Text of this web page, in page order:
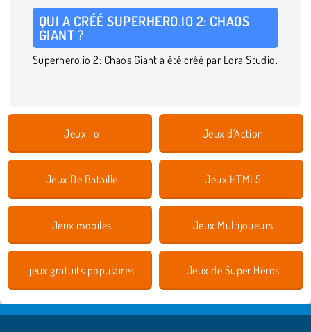
QUI A CRÉÉ SUPERHERO.IO 2: CHAOS
GIANT ?
Superhero.io 2: Chaos Giant a été créé par Lora Studio.
Jeux .io Jeux d'Action
Jeux De Bataille Jeux HTML5
Jeux mobiles Jeux Multijoueurs
jeux gratuits populaires Jeux de Super Héros